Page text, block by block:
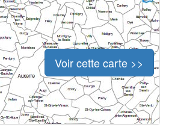
Voir cette carte >>